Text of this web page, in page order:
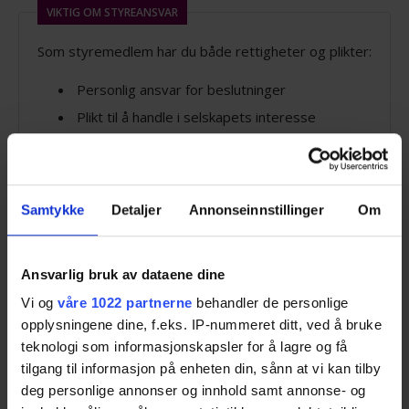
Samtykke Detaljer Annonseinnstillinger Om
Ansvarlig bruk av dataene dine
Vi og våre 1022 partnerne behandler de personlige
opplysningene dine, f.eks. IP-nummeret ditt, ved å bruke
teknologi som informasjonskapsler for å lagre og få
tilgang til informasjon på enheten din, sånn at vi kan tilby
deg personlige annonser og innhold samt annonse- og
VIKTIG OM STYREANSVAR
Som styremedlem har du både rettigheter og plikter:
Personlig ansvar for beslutninger
Plikt til å handle i selskapets interesse
En advokat kan hjelpe deg med å forstå og håndtere
dette ansvaret!
Slik får du hjelp
Gjennom Besteadvokat.no kan du enkelt få kontakt
med advokater som har spesialkompetanse innen